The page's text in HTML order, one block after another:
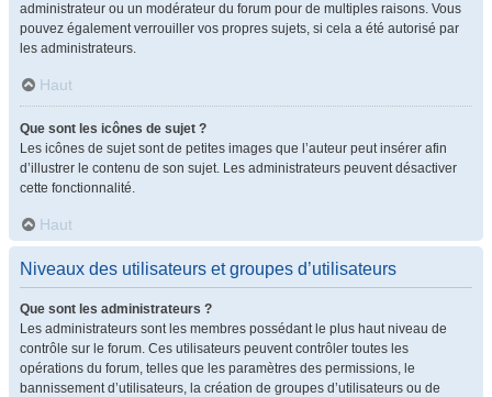
administrateur ou un modérateur du forum pour de multiples raisons. Vous
pouvez également verrouiller vos propres sujets, si cela a été autorisé par
les administrateurs.
Haut
Que sont les icônes de sujet ?
Les icônes de sujet sont de petites images que l’auteur peut insérer afin
d’illustrer le contenu de son sujet. Les administrateurs peuvent désactiver
cette fonctionnalité.
Haut
Niveaux des utilisateurs et groupes d’utilisateurs
Que sont les administrateurs ?
Les administrateurs sont les membres possédant le plus haut niveau de
contrôle sur le forum. Ces utilisateurs peuvent contrôler toutes les
opérations du forum, telles que les paramètres des permissions, le
bannissement d’utilisateurs, la création de groupes d’utilisateurs ou de